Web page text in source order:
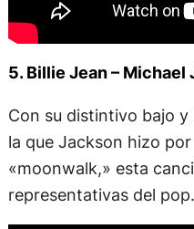
5. Billie Jean – Michael
Con su distintivo bajo
la que Jackson hizo
«moonwalk,» esta
representativas del